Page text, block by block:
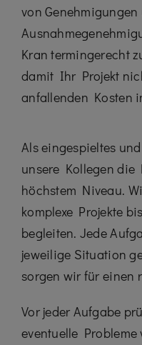
von Genehmigungen
Kran termingerecht
damit Ihr Projekt
anfallenden Kosten
Als eingespieltes
unsere Kollegen die
höchstem Niveau.
komplexe Projekte
begleiten. Jede
jeweilige Situation
sorgen wir für einen
Vor jeder Aufgabe
eventuelle Probleme